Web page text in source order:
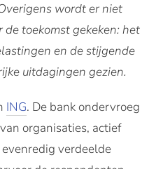
wordt er niet
toekomst gekeken: het
en de stijgende
uitdagingen gezien.
ING. De bank ondervroeg
van organisaties, actief
verdeelde